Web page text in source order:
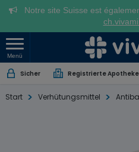
Notre site Suisse est
Menü
Sicher Registrierte Apotheke
Start Verhütungsmittel